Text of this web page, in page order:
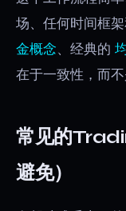
场、任何时间框
金概念、经典的
在于一致性，而不
常见的
避免）